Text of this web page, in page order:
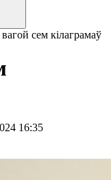
сем кілаграмаў
16:35